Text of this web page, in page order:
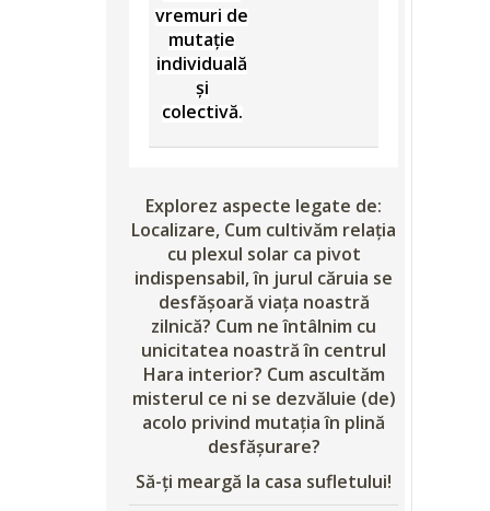
vremuri de
mutație
individuală
și
colectivă.
Explorez aspecte legate de:
Localizare, Cum cultivăm relația
cu plexul solar ca pivot
indispensabil, în jurul căruia se
desfășoară viața noastră
zilnică? Cum ne întâlnim cu
unicitatea noastră în centrul
Hara interior? Cum ascultăm
misterul ce ni se dezvăluie (de)
acolo privind mutația în plină
desfășurare?
Să-ți meargă la casa sufletului!